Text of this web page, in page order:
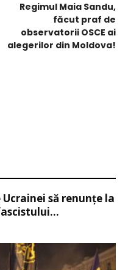
Regimul Maia Sandu,
făcut praf de
observatorii OSCE ai
alegerilor din Moldova!
să renunțe la